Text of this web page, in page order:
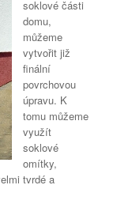
soklové části
domu,
můžeme
vytvořit již
finální
povrchovou
úpravu. K
tomu můžeme
využít
soklové
omítky,
tvrdé a